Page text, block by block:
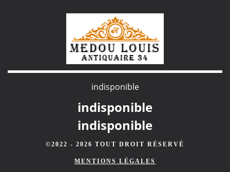
indisponible
indisponible
indisponible
©2022 - 2026 TOUT DROIT RÉSERVÉ
MENTIONS LÉGALES